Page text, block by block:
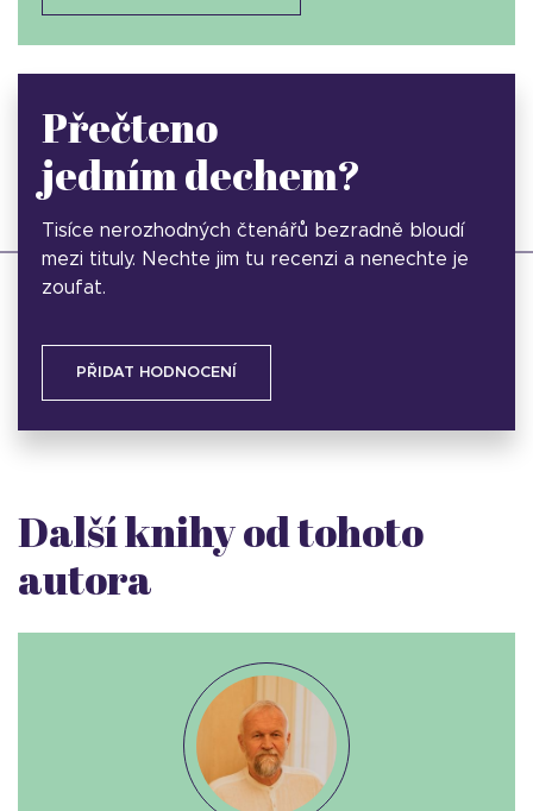
Přečteno
jedním dechem?
Tisíce nerozhodných čtenářů bezradně bloudí
mezi tituly. Nechte jim tu recenzi a nenechte je
zoufat.
PŘIDAT HODNOCENÍ
Další knihy od tohoto
autora